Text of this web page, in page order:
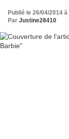
Publié le 26/04/2014
Par Justine28410